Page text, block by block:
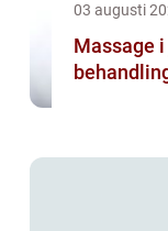
03 augusti
Massage i